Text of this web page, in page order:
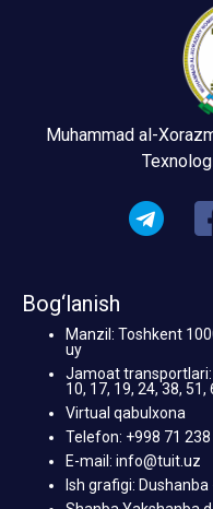
Muhammad al-
Bog‘lanish
Manzil: Toshkent
uy
Jamoat transportlari:
10, 17, 19, 24, 38,
Virtual qabulxona
Telefon: +998 71 238
E-mail: info@tuit.uz
Ish grafigi: